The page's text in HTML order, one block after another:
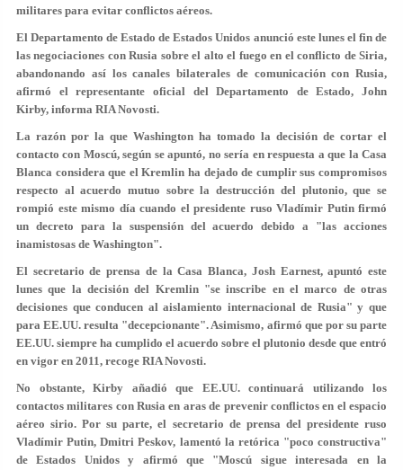
militares para evitar conflictos aéreos.
El Departamento de Estado de Estados Unidos anunció este lunes el fin de
las negociaciones con Rusia sobre el alto el fuego en el conflicto de Siria,
abandonando así los canales bilaterales de comunicación con Rusia,
afirmó el representante oficial del Departamento de Estado, John
Kirby, informa RIA Novosti.
La razón por la que Washington ha tomado la decisión de cortar el
contacto con Moscú, según se apuntó, no sería en respuesta a que la Casa
Blanca considera que el Kremlin ha dejado de cumplir sus compromisos
respecto al acuerdo mutuo sobre la destrucción del plutonio, que se
rompió este mismo día cuando el presidente ruso Vladímir Putin firmó
un decreto para la suspensión del acuerdo debido a "las acciones
inamistosas de Washington".
El secretario de prensa de la Casa Blanca, Josh Earnest, apuntó este
lunes que la decisión del Kremlin "se inscribe en el marco de otras
decisiones que conducen al aislamiento internacional de Rusia" y que
para EE.UU. resulta "decepcionante". Asimismo, afirmó que por su parte
EE.UU. siempre ha cumplido el acuerdo sobre el plutonio desde que entró
en vigor en 2011, recoge RIA Novosti.
No obstante, Kirby añadió que EE.UU. continuará utilizando los
contactos militares con Rusia en aras de prevenir conflictos en el espacio
aéreo sirio. Por su parte, el secretario de prensa del presidente ruso
Vladímir Putin, Dmitri Peskov, lamentó la retórica "poco constructiva"
de Estados Unidos y afirmó que "Moscú sigue interesada en la